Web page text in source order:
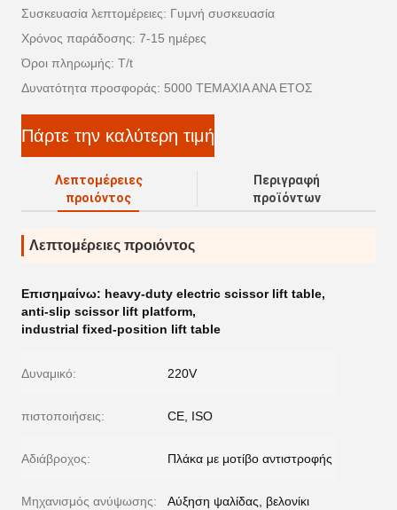
Συσκευασία λεπτομέρειες: Γυμνή συσκευασία
Χρόνος παράδοσης: 7-15 ημέρες
Όροι πληρωμής: T/t
Δυνατότητα προσφοράς: 5000 ΤΕΜΑΧΙΑ ΑΝΑ ΕΤΟΣ
Πάρτε την καλύτερη τιμή
Λεπτομέρειες
προιόντος
Περιγραφή
προϊόντων
Λεπτομέρειες προιόντος
Επισημαίνω: heavy-duty electric scissor lift table,
anti-slip scissor lift platform,
industrial fixed-position lift table
Δυναμικό: 220V
πιστοποιήσεις: CE, ISO
Αδιάβροχος: Πλάκα με μοτίβο αντιστροφής
Μηχανισμός ανύψωσης: Αύξηση ψαλίδας, βελονίκι